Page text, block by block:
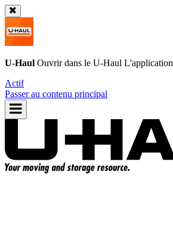
U-Haul Ouvrir dans le U-Haul L'application
Actif
Passer au contenu principal